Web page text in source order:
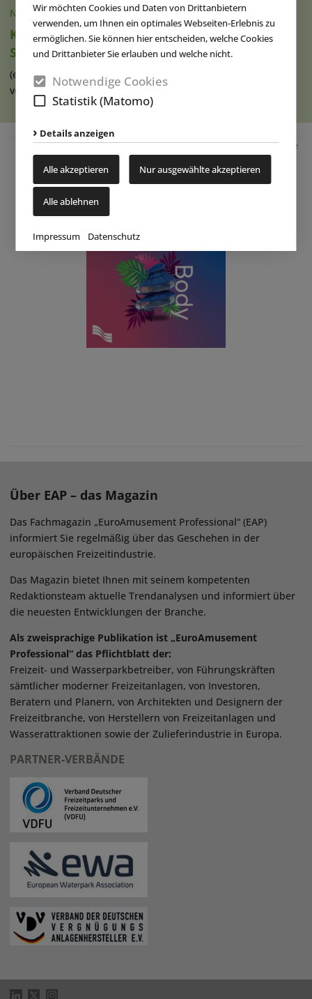
Wir möchten Cookies und Daten von Drittanbietern
verwenden, um Ihnen ein optimales Webseiten-Erlebnis zu
ermöglichen. Sie können hier entscheiden, welche Cookies
und Drittanbieter Sie erlauben und welche nicht.
Notwendige Cookies
Statistik (Matomo)
Details anzeigen
Alle akzeptieren Nur ausgewählte akzeptieren
Alle ablehnen
Impressum Datenschutz
NACHRICHTEN|07.08.2026
Ketteler Hof erweitert Indoorhalle und
Spielangebot
(eap) Im Erlebnispark Ketteler Hof in Haltern am See haben
vor Kurzem die Bauarbeiten zur (...)
Anzeige
Über EAP – das Magazin
Das Fachmagazin „EuroAmusement Professional“ (EAP)
informiert Sie regelmäßig über das Geschehen in der
europäischen Freizeitindustrie.
Das Magazin bietet Ihnen mit seinem kompetenten
Redaktionsteam aktuelle Trendanalysen und informiert über
die neuesten Entwicklungen der Branche.
Als zweisprachige Publikation ist „EuroAmusement
Professional“ das Pflichtblatt der:
Freizeit- und Wasserparkbetreiber, von Führungskräften
sämtlicher moderner Freizeitanlagen, von Investoren,
Beratern und Planern, von Architekten und Designern der
Freizeitbranche, von Herstellern von Freizeitanlagen und
Wasserattraktionen sowie der Zulieferindustrie in Europa.
PARTNER-VERBÄNDE